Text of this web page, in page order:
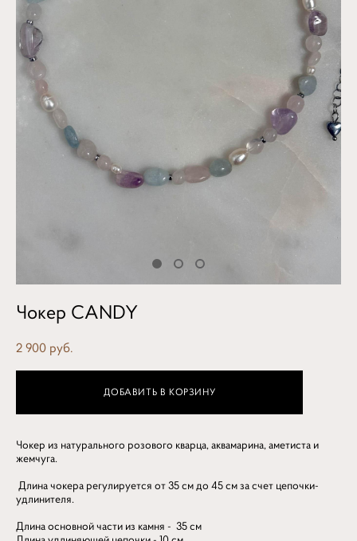
Чокер CANDY
2 900 pуб.
ДОБАВИТЬ В КОРЗИНУ
Чокер из натурального розового кварца, аквамарина, аметиста и
жемчуга.
Длина чокера регулируется от 35 см до 45 см за счет цепочки-
удлинителя.
Длина основной части из камня - 35 см